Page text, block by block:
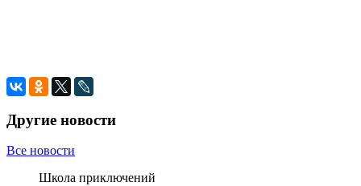
Другие новости
Все новости
Школа приключений